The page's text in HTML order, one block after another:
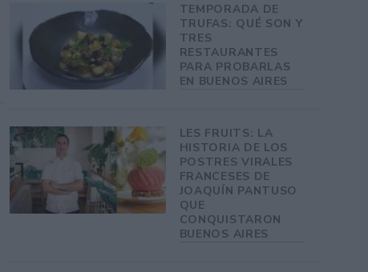
TEMPORADA DE
TRUFAS: QUÉ SON Y
TRES
RESTAURANTES
PARA PROBARLAS
EN BUENOS AIRES
LES FRUITS: LA
HISTORIA DE LOS
POSTRES VIRALES
FRANCESES DE
JOAQUÍN PANTUSO
QUE
CONQUISTARON
BUENOS AIRES